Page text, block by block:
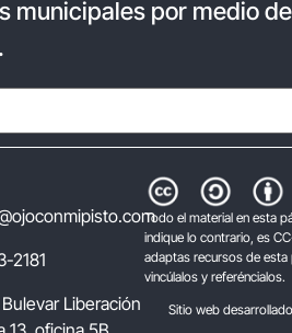
municipales por medio
2181
Liberación
Todo el material en esta
indique lo contrario, es
adaptas recursos de
vincúlalos y referéncialos.
Sitio web